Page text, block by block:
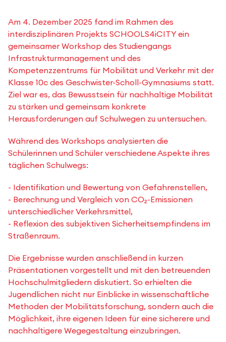
Am 4. Dezember 2025 fand im Rahmen des
interdisziplinären Projekts SCHOOLS4iCITY ein
gemeinsamer Workshop des Studiengangs
Infrastrukturmanagement und des
Kompetenzzentrums für Mobilität und Verkehr mit der
Klasse 10c des Geschwister-Scholl-Gymnasiums statt.
Ziel war es, das Bewusstsein für nachhaltige Mobilität
zu stärken und gemeinsam konkrete
Herausforderungen auf Schulwegen zu untersuchen.
Während des Workshops analysierten die
Schülerinnen und Schüler verschiedene Aspekte ihres
täglichen Schulwegs:
- Identifikation und Bewertung von Gefahrenstellen,
- Berechnung und Vergleich von CO₂-Emissionen
unterschiedlicher Verkehrsmittel,
- Reflexion des subjektiven Sicherheitsempfindens im
Straßenraum.
Die Ergebnisse wurden anschließend in kurzen
Präsentationen vorgestellt und mit den betreuenden
Hochschulmitgliedern diskutiert. So erhielten die
Jugendlichen nicht nur Einblicke in wissenschaftliche
Methoden der Mobilitätsforschung, sondern auch die
Möglichkeit, ihre eigenen Ideen für eine sicherere und
nachhaltigere Wegegestaltung einzubringen.